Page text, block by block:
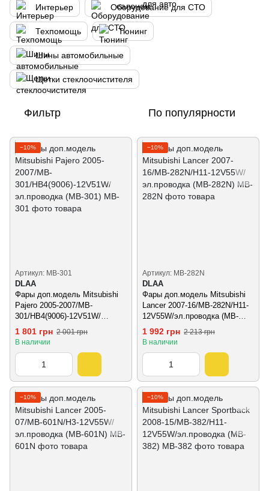
Интерьер Оборудование для СТО
Техпомощь Тюнинг
Шины автомобильные
Щетки стеклоочистителя
Фильтр По популярности
−10%
Артикул: MB-301
DLAA
Фары доп.модель Mitsubishi
Pajero 2005-2007/MB-
301/HB4(9006)-12V51W/
эл.проводка (MB-301)
1 801 грн 2 001 грн
В наличии
−10%
Артикул: MB-282N
DLAA
Фары доп.модель Mitsubishi
Lancer 2007-16/MB-282N/H11-
12V55W/эл.проводка (MB-
282N)
1 992 грн 2 213 грн
В наличии
−10% −10%